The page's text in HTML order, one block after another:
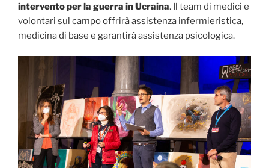
intervento per la guerra in Ucraina. Il team di medici e
volontari sul campo offrirà assistenza infermieristica,
medicina di base e garantirà assistenza psicologica.